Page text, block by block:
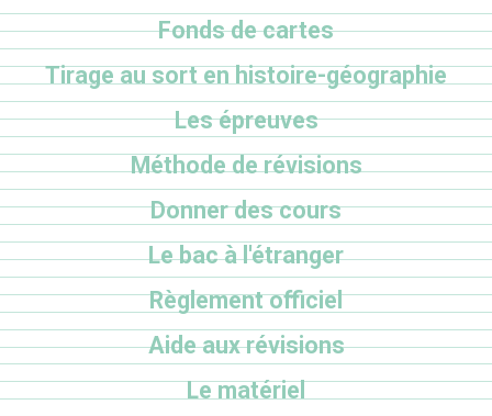
Fonds de cartes
Tirage au sort en histoire-géographie
Les épreuves
Méthode de révisions
Donner des cours
Le bac à l'étranger
Règlement officiel
Aide aux révisions
Le matériel